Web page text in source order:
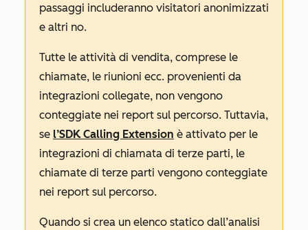
passaggi includeranno visitatori anonimizzati
e altri no.
Tutte le attività di vendita, comprese le
chiamate, le riunioni ecc. provenienti da
integrazioni collegate, non vengono
conteggiate nei report sul percorso. Tuttavia,
se l’SDK Calling Extension è attivato per le
integrazioni di chiamata di terze parti, le
chiamate di terze parti vengono conteggiate
nei report sul percorso.
Quando si crea un elenco statico dall’analisi